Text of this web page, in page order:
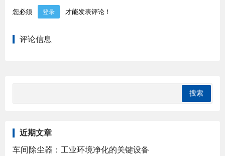
您必须 登录 才能发表评论！
评论信息
近期文章
车间除尘器：工业环境净化的关键设备